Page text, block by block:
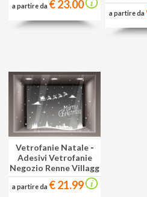
a partire da € 23.00
a partire da
Vetrofanie Natale -
Adesivi Vetrofanie
Negozio Renne Villagg
a partire da € 21.99